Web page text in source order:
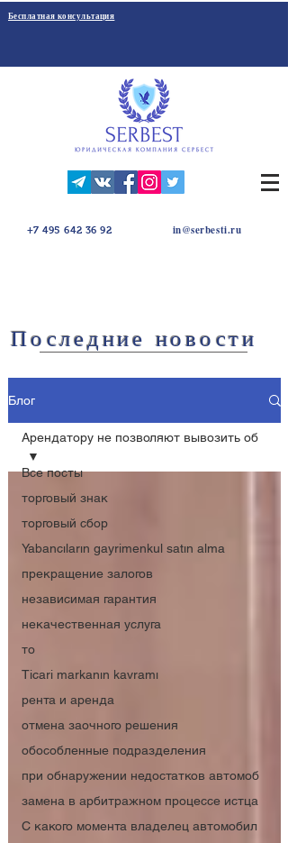
Бесплатная консультация
+7 495 642 36 92 in@serbesti.ru
Последние новости
Блог
Все посты
торговый знак
торговый сбор
Yabancıların gayrimenkul satın alma
прекращение залогов
независимая гарантия
некачественная услуга
то
Ticari markanın kavramı
рента и аренда
отмена заочного решения
обособленные подразделения
при обнаружении недостатков автомоб
замена в арбитражном процессе истца
C какого момента владелец автомобил
Арендатору не позволяют вывозить об